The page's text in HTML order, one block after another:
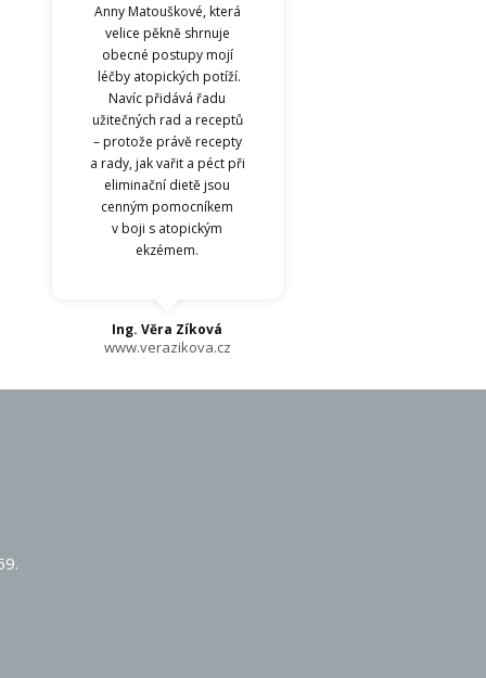
Anny Matouškové, která
velice pěkně shrnuje
obecné postupy mojí
léčby atopických potíží.
Navíc přidává řadu
užitečných rad a receptů
– protože právě recepty
a rady, jak vařit a péct při
eliminační dietě jsou
cenným pomocníkem
v boji s atopickým
ekzémem.
Ing. Věra Zíková
www.verazikova.cz